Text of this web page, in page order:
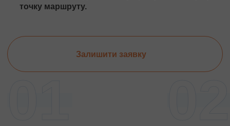
точку маршруту.
Залишити заявку